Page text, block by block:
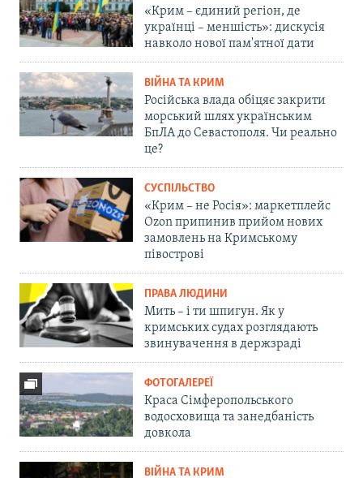
«Крим – єдиний регіон, де
українці – меншість»: дискусія
навколо нової пам'ятної дати
ВІЙНА ТА КРИМ
Російська влада обіцяє закрити
морський шлях українським
БпЛА до Севастополя. Чи реально
це?
СУСПІЛЬСТВО
«Крим – не Росія»: маркетплейс
Ozon припинив прийом нових
замовлень на Кримському
півострові
ПРАВА ЛЮДИНИ
Мить – і ти шпигун. Як у
кримських судах розглядають
звинувачення в держзраді
ФОТОГАЛЕРЕЇ
Краса Сімферопольського
водосховища та занедбаність
довкола
ВІЙНА ТА КРИМ